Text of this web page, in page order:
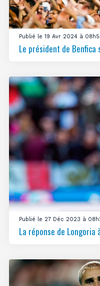
Publié le 19 Avr 2024 à
Le président de Benfica
Publié le 27 Déc 2023 à
La réponse de Longoria